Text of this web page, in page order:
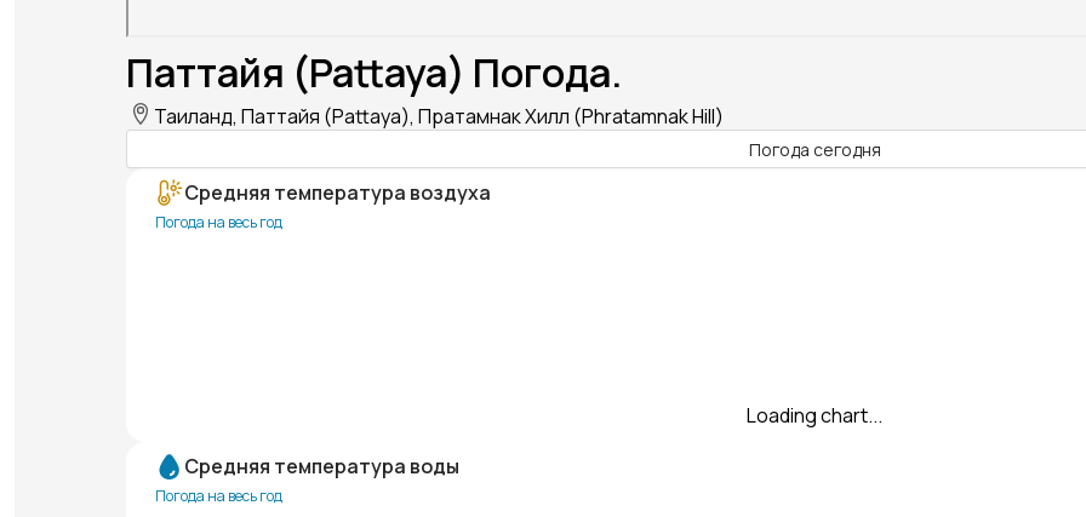
Паттайя (Pattaya) Погода.
Таиланд, Паттайя (Pattaya), Пратамнак Хилл (Phratamnak Hill)
Погода сегодня
Средняя температура воздуха
Погода на весь год
Loading chart...
Средняя температура воды
Погода на весь год